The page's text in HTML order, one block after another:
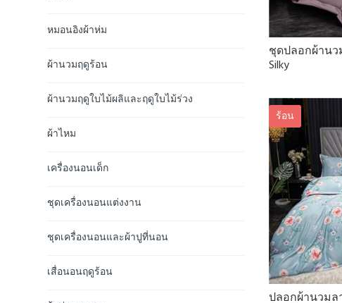
ชุดปลอกผ้าน
Silky
ร้อน
ปลอกผ้านวมล
หมอนอิงผ้าห่ม
ผ้านวมฤดูร้อน
ผ้านวมฤดูใบไม้ผลิและฤดูใบไม้ร่วง
ผ้าไหม
เครื่องนอนเด็ก
ชุดเครื่องนอนแต่งงาน
ชุดเครื่องนอนและผ้าปูที่นอน
เสื่อนอนฤดูร้อน